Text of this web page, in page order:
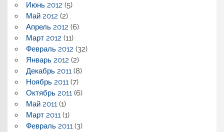
Июнь 2012 (5)
Май 2012 (2)
Апрель 2012 (6)
Март 2012 (11)
Февраль 2012 (32)
Январь 2012 (2)
Декабрь 2011(8)
Ноябрь 2011(7)
Октябрь 2011(6)
Май 2011(1)
Март 2011(1)
Февраль 2011(3)